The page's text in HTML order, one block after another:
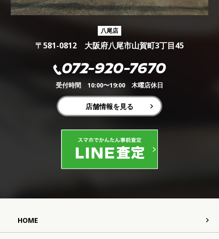
八尾店
〒581-0812 大阪府八尾市山賀町3丁目45
072-920-7670
受付時間 10:00〜19:00 木曜店休日
店舗情報を見る
HOME